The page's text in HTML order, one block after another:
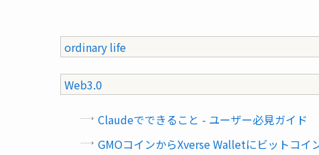
ordinary life
Web3.0
Claudeでできること - ユーザー必見ガイド
GMOコインからXverse Walletにビットコイ